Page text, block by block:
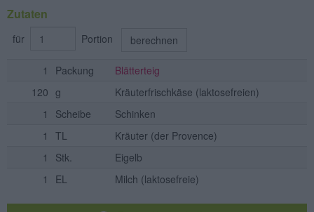
Zutaten
für Portion berechnen
1 Packung
Blätterteig
120 g Kräuterfrischkäse (laktosefreien)
1
Scheibe
Schinken
1
TL Kräuter (der Provence)
1
Stk.
Eigelb
1
EL Milch (laktosefreie)